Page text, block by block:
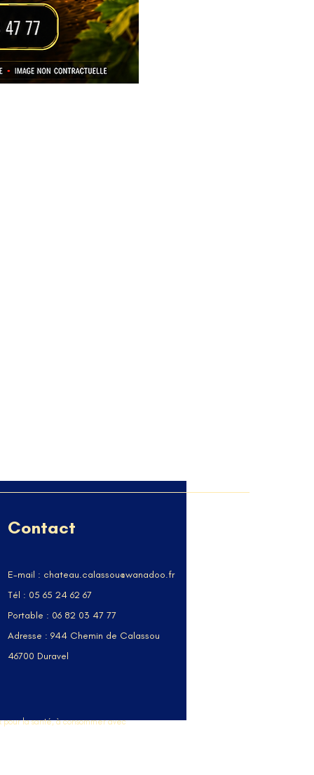
Contact
E-mail : chateau.calassou@wanadoo.fr
Tél : 05 65 24 62 67
Portable : 06 82 03 47 77
Adresse : 944 Chemin de Calassou
46700 Duravel
la santé, à consommer avec